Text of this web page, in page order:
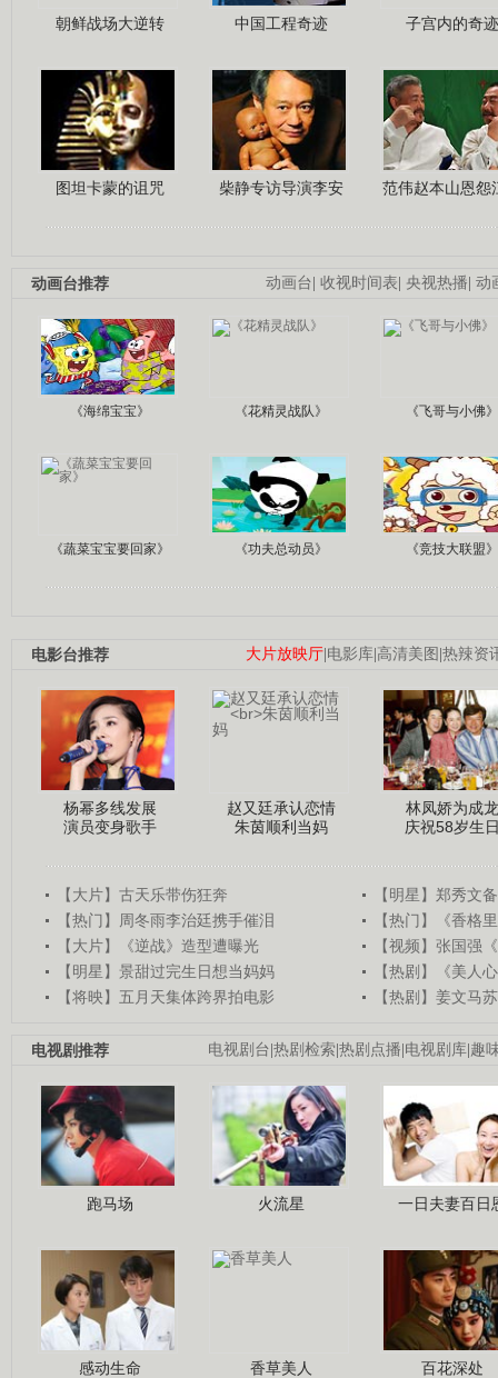
朝鲜战场大逆转 中国工程奇迹 子宫内的奇迹
图坦卡蒙的诅咒 柴静专访导演李安 范伟赵本山恩怨
动画台 收视时间表 央视热播 动
动画台推荐
《海绵宝宝》 《花精灵战队》 《飞哥与小佛》
《蔬菜宝宝要回家》 《功夫总动员》 《竞技大联盟》
大片放映厅 电影库 高清美图 热辣资
电影台推荐
杨幂多线发展
演员变身歌手
赵又廷承认恋情
朱茵顺利当妈
林凤娇为成龙
庆祝58岁生
【大片】古天乐带伤狂奔
【明星】郑秀文
【热门】周冬雨李治廷携手催泪
【热门】《香格
【大片】《逆战》造型遭曝光
【视频】张国强
【明星】景甜过完生日想当妈妈
【热剧】《美人
【将映】五月天集体跨界拍电影
【热剧】姜文马
电视剧台 热剧检索 热剧点播 电视剧库 趣
电视剧推荐
跑马场 火流星 一日夫妻百日
感动生命 香草美人 百花深处